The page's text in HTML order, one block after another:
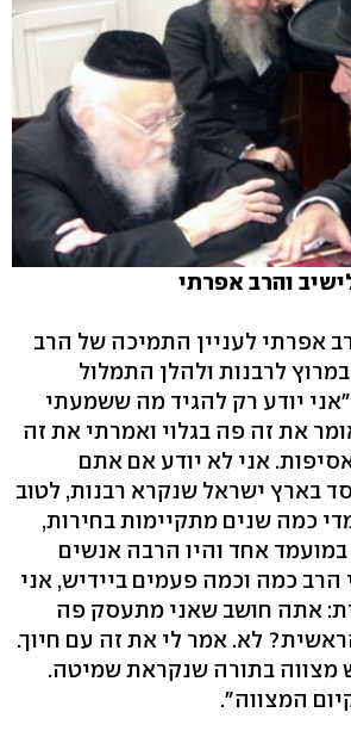
והרב אפרתי
אפרתי לעניין התמיכה של הרב
לרבנות ולהלן התמלול
"אני יודע רק להגיד מה ששמעתי
את זה פה בגלוי ואמרתי את זה
אני לא יודע אם אתם
בארץ ישראל שנקרא רבנות, לטוב
כמה שנים מתקיימות בחירות,
אחד והיו הרבה אנשים
הרב כמה וכמה פעמים ביידיש, אני
אתה חושב שאני מתעסק פה
לא. אמר לי את זה עם חיוך.
מצווה בתורה שנקראת שמיטה.
המצווה".